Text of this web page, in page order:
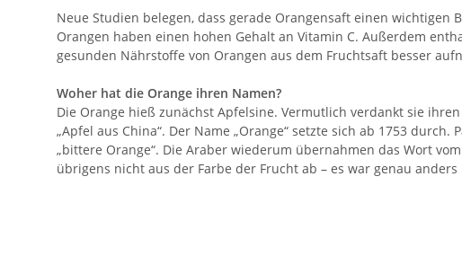
Neue Studien belegen, dass gerade Orangensaft einen wichtigen
Orangen haben einen hohen Gehalt an Vitamin C. Außerdem
gesunden Nährstoffe von Orangen aus dem Fruchtsaft besser
Woher hat die Orange ihren Namen?
Die Orange hieß zunächst Apfelsine. Vermutlich verdankt sie
„Apfel aus China“. Der Name „Orange“ setzte sich ab 1753
„bittere Orange“. Die Araber wiederum übernahmen das Wort
übrigens nicht aus der Farbe der Frucht ab – es war genau